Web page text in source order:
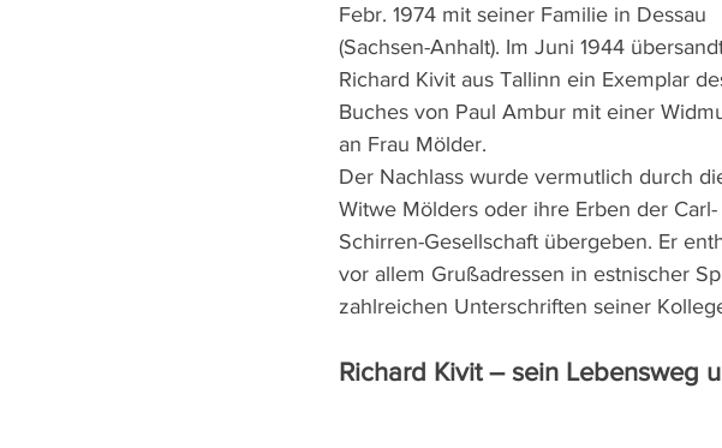
Febr. 1974 mit seiner Familie in Dessau
(Sachsen-Anhalt). Im Juni 1944
Richard Kivit aus Tallinn ein Exemplar
Buches von Paul Ambur mit einer
an Frau Mölder.
Der Nachlass wurde vermutlich durch
Witwe Mölders oder ihre Erben der Carl-
Schirren-Gesellschaft übergeben. Er
vor allem Grußadressen in estnischer
zahlreichen Unterschriften seiner
Richard Kivit – sein Lebensweg